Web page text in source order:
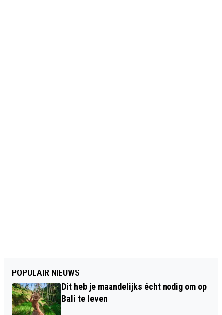
POPULAIR NIEUWS
Dit heb je maandelijks écht nodig om op
Bali te leven